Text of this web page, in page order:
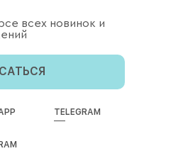
всех новинок и
TELEGRAM